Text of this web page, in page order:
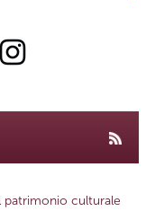
patrimonio culturale